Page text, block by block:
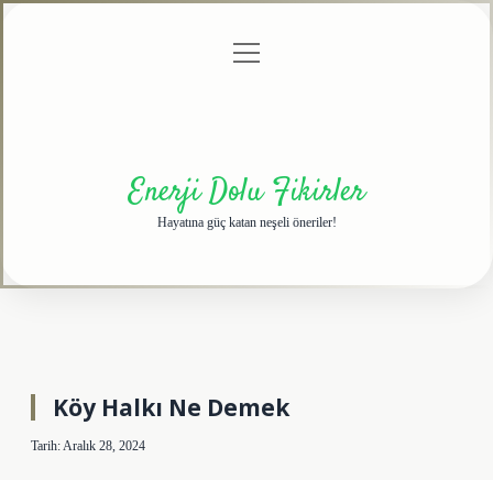
menüyü
Enerji Dolu Fikirler
Hayatına güç katan neşeli öneriler!
Köy Halkı Ne Demek
Tarih: Aralık 28, 2024